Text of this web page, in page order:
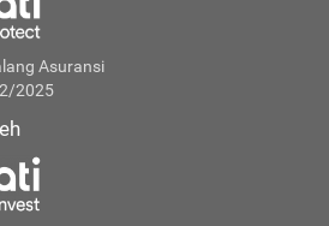
Asuransi
2025